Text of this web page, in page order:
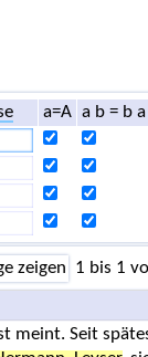
a=A a b = b a
zeigen 1 bis 1
meint. Seit